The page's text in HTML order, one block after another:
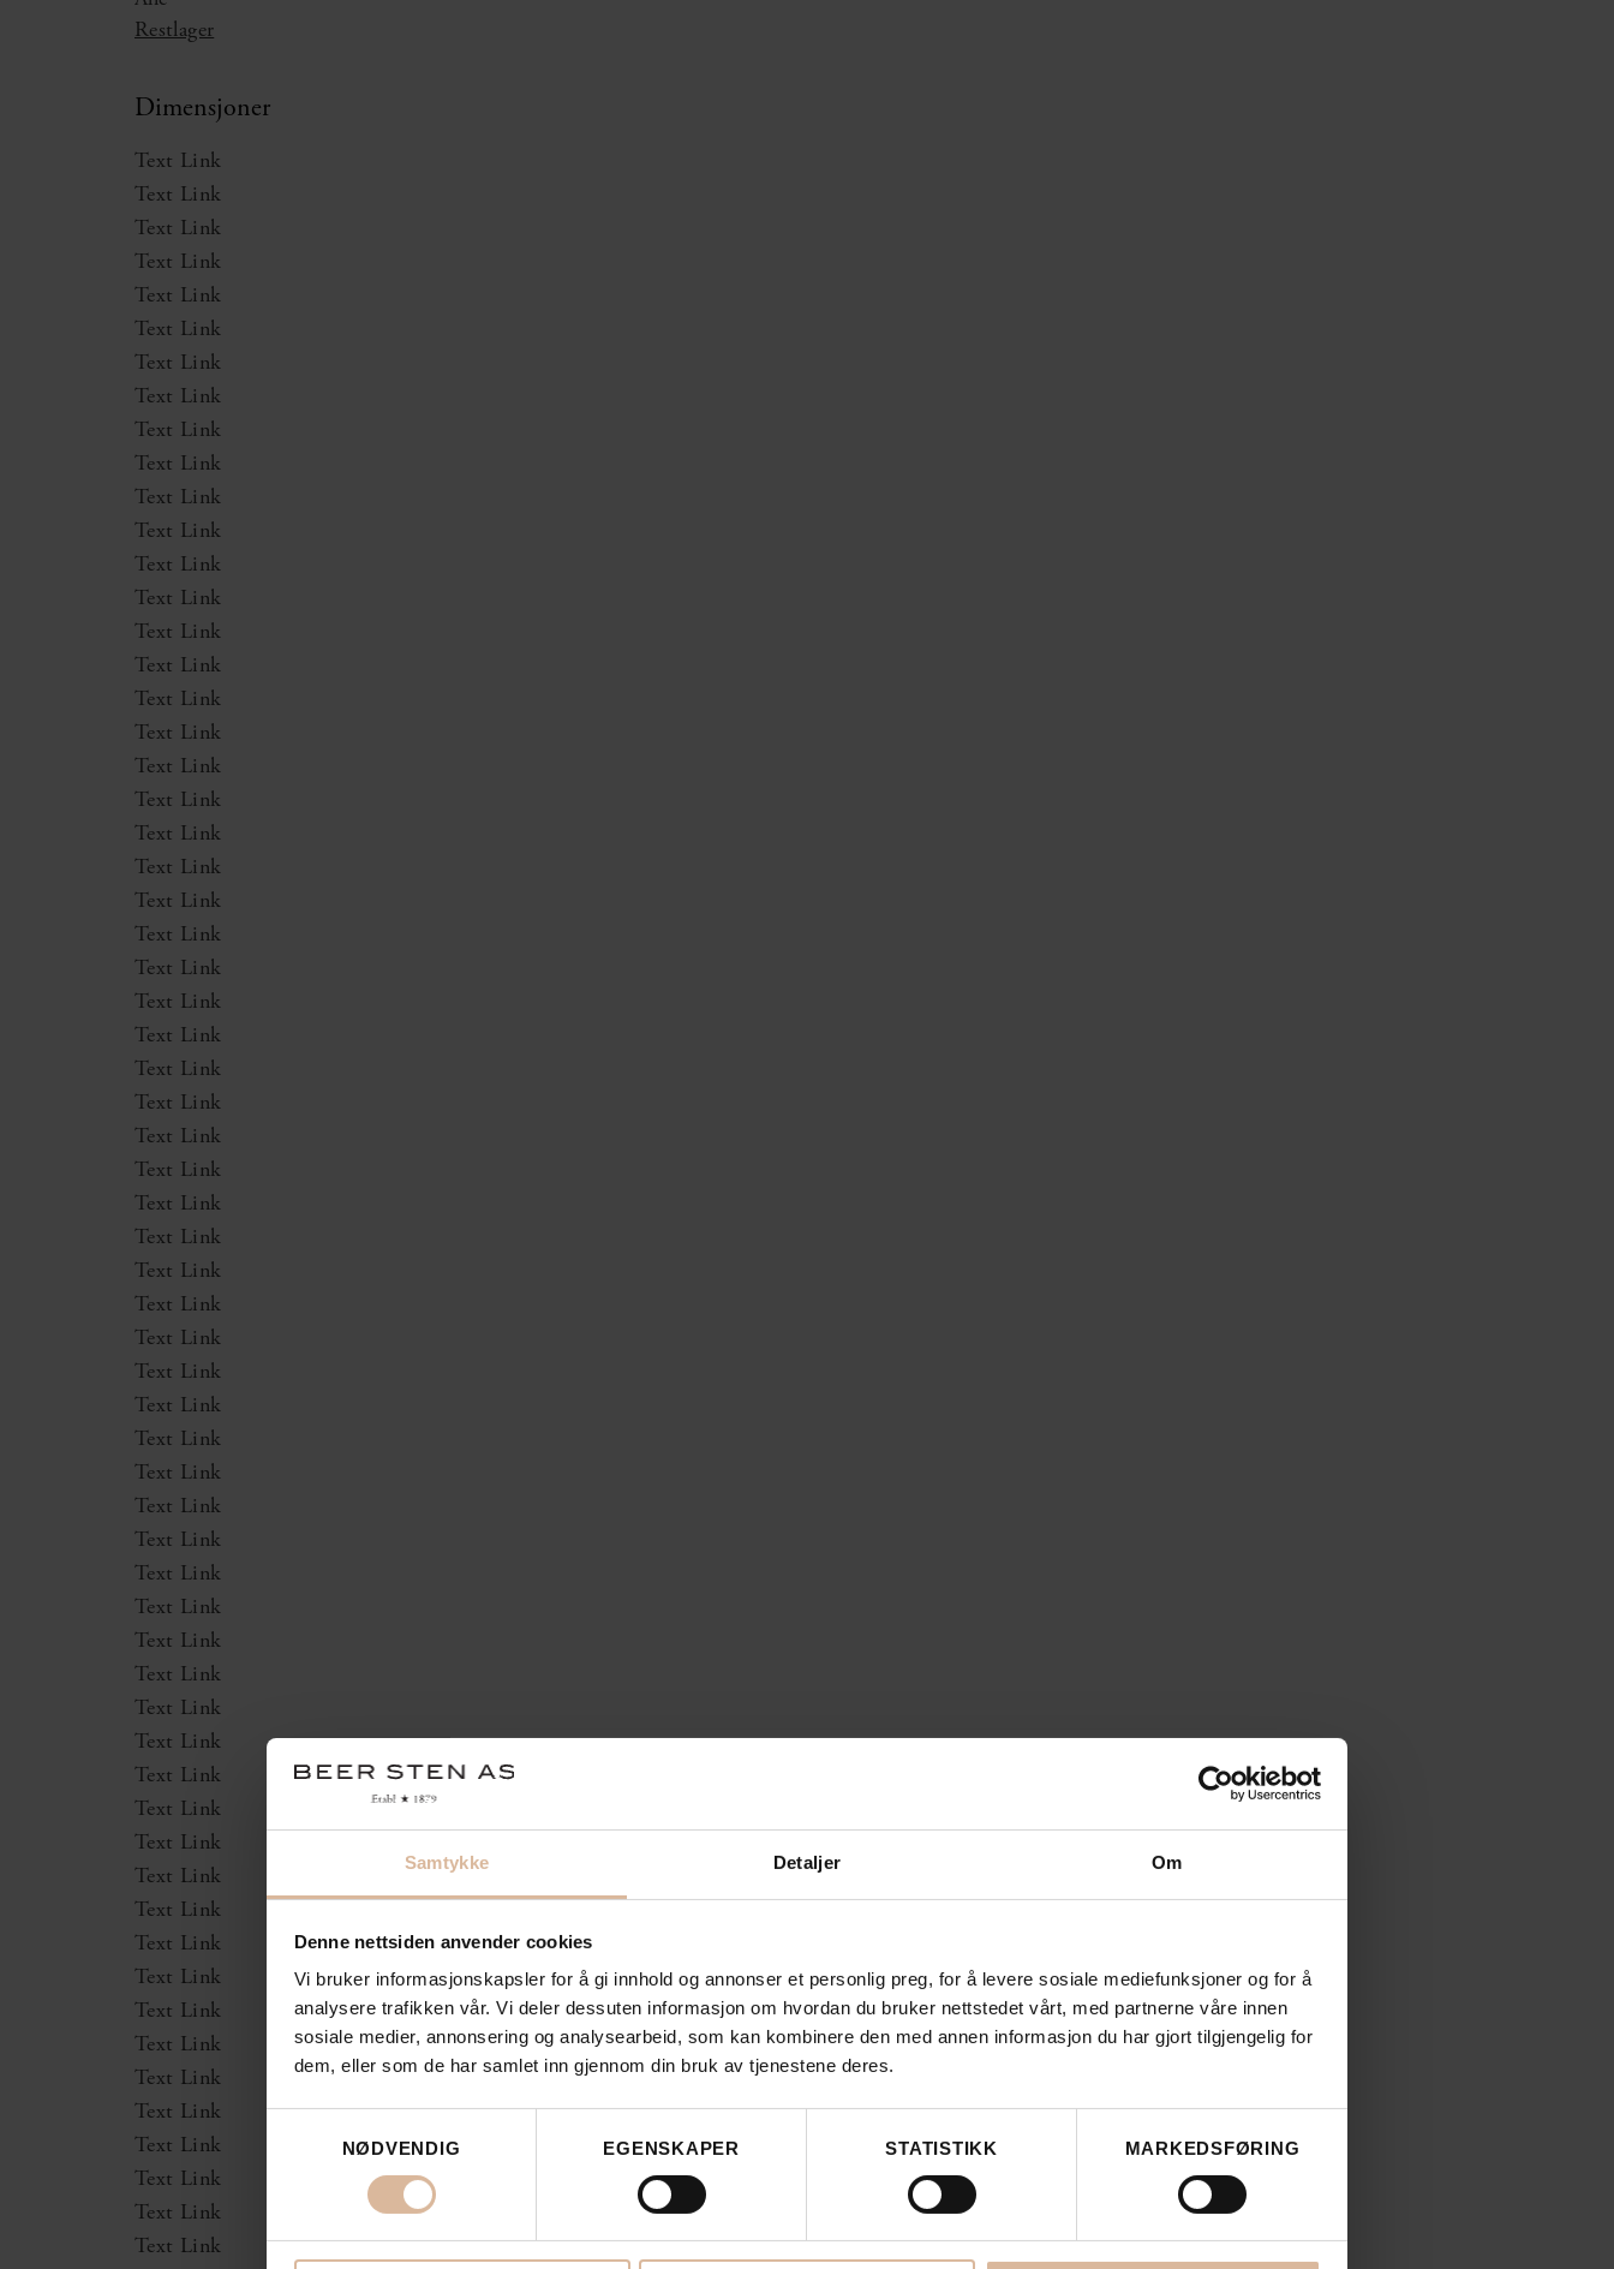
Samtykke Detaljer Om
Denne nettsiden anvender cookies
Vi bruker informasjonskapsler for å gi innhold og annonser et personlig preg, for å levere sosiale mediefunksjoner og for å
analysere trafikken vår. Vi deler dessuten informasjon om hvordan du bruker nettstedet vårt, med partnerne våre innen
sosiale medier, annonsering og analysearbeid, som kan kombinere den med annen informasjon du har gjort tilgjengelig for
dem, eller som de har samlet inn gjennom din bruk av tjenestene deres.
NØDVENDIG
EGENSKAPER STATISTIKK MARKEDSFØRING
Restlager
Dimensjoner
Text Link
Text Link
Text Link
Text Link
Text Link
Text Link
Text Link
Text Link
Text Link
Text Link
Text Link
Text Link
Text Link
Text Link
Text Link
Text Link
Text Link
Text Link
Text Link
Text Link
Text Link
Text Link
Text Link
Text Link
Text Link
Text Link
Text Link
Text Link
Text Link
Text Link
Text Link
Text Link
Text Link
Text Link
Text Link
Text Link
Text Link
Text Link
Text Link
Text Link
Text Link
Text Link
Text Link
Text Link
Text Link
Text Link
Text Link
Text Link
Text Link
Text Link
Text Link
Text Link
Text Link
Text Link
Text Link
Text Link
Text Link
Text Link
Text Link
Text Link
Text Link
Text Link
Text Link